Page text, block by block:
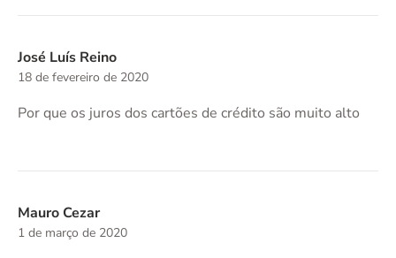
José Luís Reino
18 de fevereiro de 2020
Por que os juros dos cartões de crédito são muito alto
Mauro Cezar
1 de março de 2020